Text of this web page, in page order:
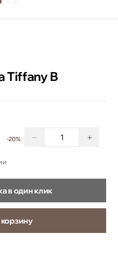
Tiffany B
-20% − +
в один клик